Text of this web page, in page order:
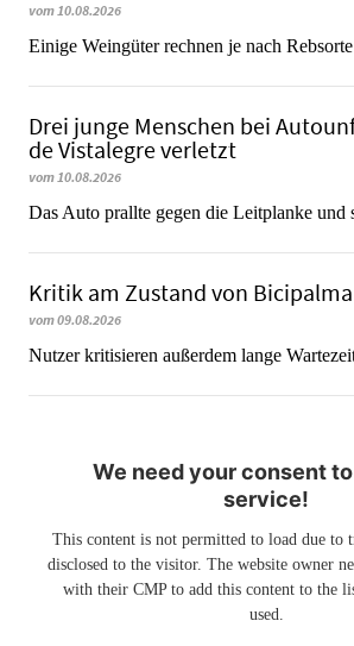
vom 10.08.2026
​​​​​​​Einige Weingüter rechnen je nach Rebsorte
Drei junge Menschen bei
de Vistalegre verletzt
vom 10.08.2026
Das Auto prallte gegen die Leitplanke und
Kritik am Zustand von Bicipalma
vom 09.08.2026
Nutzer kritisieren außerdem lange
We need your consent
service!
This content is not permitted to load due to
disclosed to the visitor. The website owner
with their CMP to add this content to the
used.